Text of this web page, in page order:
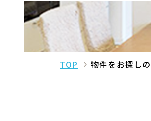
TOP 物件をお探し